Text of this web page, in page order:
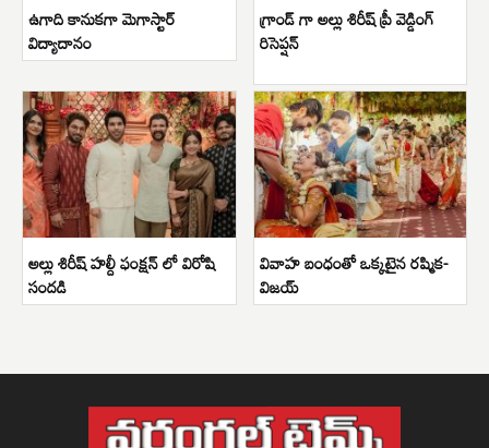
ఉగాది కానుకగా మెగాస్టార్
విద్యాదానం
గ్రాండ్ గా అల్లు శిరీష్ ప్రీ వెడ్డింగ్
రిసెప్షన్
అల్లు శిరీష్ హల్దీ ఫంక్షన్ లో విరోషి
సందడి
వివాహ బంధంతో ఒక్కటైన రష్మిక-
విజయ్